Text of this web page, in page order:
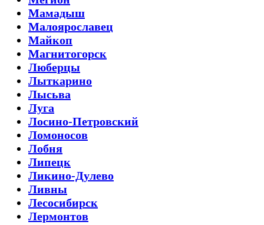
Мамадыш
Малоярославец
Майкоп
Магнитогорск
Люберцы
Лыткарино
Лысьва
Луга
Лосино-Петровский
Ломоносов
Лобня
Липецк
Ликино-Дулево
Ливны
Лесосибирск
Лермонтов